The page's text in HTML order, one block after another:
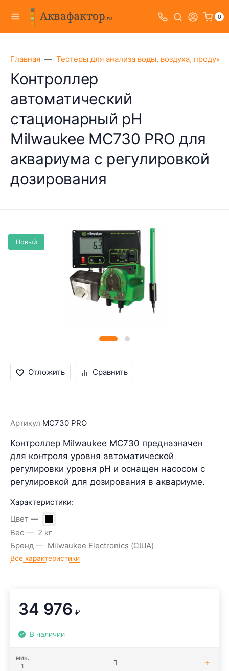
0
Главная Тестеры для анализа воды, воздуха,
Контроллер
автоматический
стационарный pH
Milwaukee MC730 PRO для
аквариума с регулировкой
дозирования
Новый
Отложить Сравнить
Артикул MC730 PRO
Контроллер Milwaukee MC730 предназначен
для контроля уровня автоматической
регулировки уровня pH и оснащен насосом с
регулировкой для дозирования в аквариуме.
Характеристики:
Цвет
Вес
2 кг
Бренд
Milwaukee Electronics (США)
Все характеристики
34 976 ₽
В наличии
мин.
1